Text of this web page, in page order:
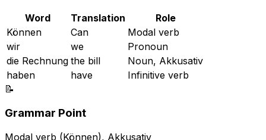
Word Translation
Role
Können
Can
Modal verb
wir
we
Pronoun
die Rechnung the bill
Noun, Akkusativ
haben
have
Infinitive verb
📝
Grammar Point
Modal verb (Können), Akkusativ